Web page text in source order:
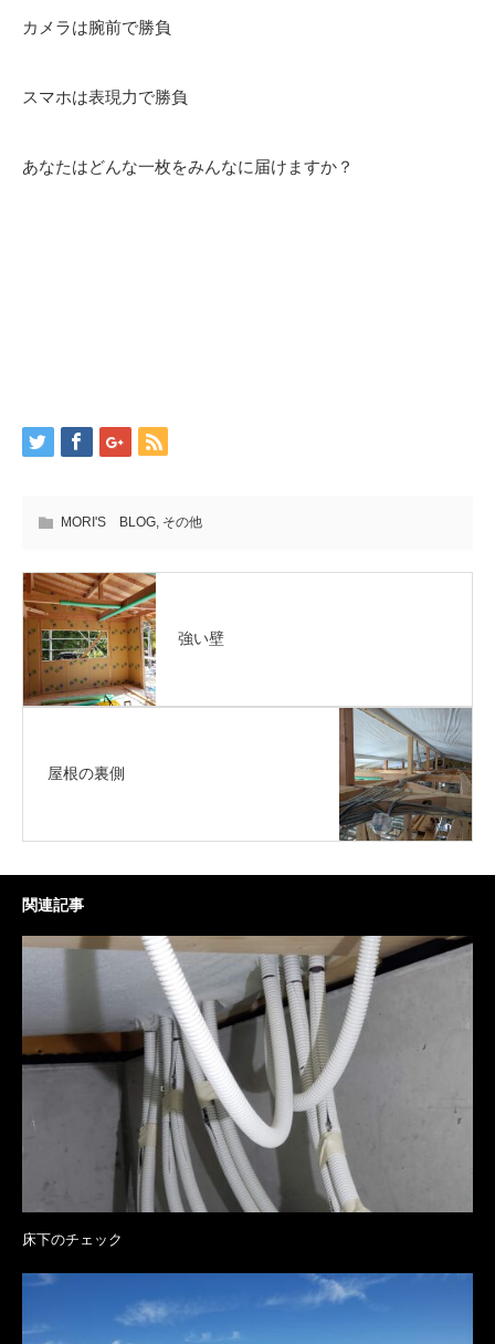
カメラは腕前で勝負
スマホは表現力で勝負
あなたはどんな一枚をみんなに届けますか？
MORI'S BLOG, その他
強い壁
屋根の裏側
関連記事
床下のチェック